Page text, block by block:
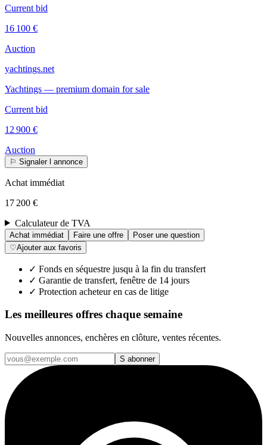
Current bid
16 100 €
Auction
yachtings.net
Yachtings — premium domain for sale
Current bid
12 900 €
Auction
⚐ Signaler l annonce
Achat immédiat
17 200 €
Calculateur de TVA
Achat immédiat Faire une offre
Poser une question
♡Ajouter aux favoris
✓ Fonds en séquestre jusqu à la fin du transfert
✓ Garantie de transfert, fenêtre de 14 jours
✓ Protection acheteur en cas de litige
Les meilleures offres chaque semaine
Nouvelles annonces, enchères en clôture, ventes récentes.
S abonner